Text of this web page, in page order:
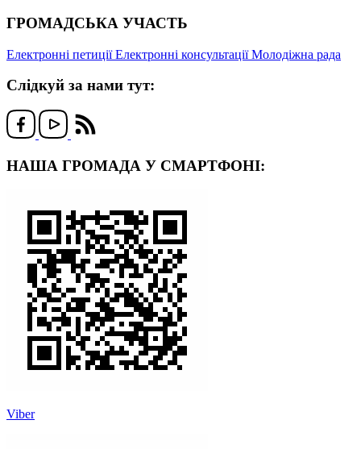
ГРОМАДСЬКА УЧАСТЬ
Електронні петиціїЕлектронні консультаціїМолодіжна рада
Слідкуй за нами тут:
НАША ГРОМАДА У СМАРТФОНІ:
Viber